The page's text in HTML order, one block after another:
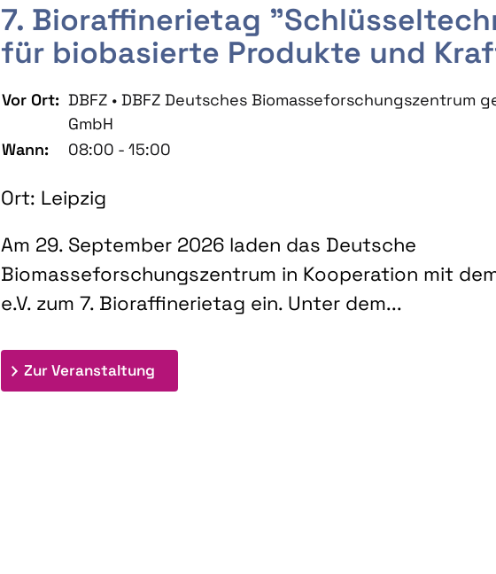
7. Bioraffinerietag
für biobasierte Produkte und
Vor Ort: DBFZ • DBFZ Deutsches Biomasseforschungszentrum
GmbH
Wann:
08:00 - 15:00
Ort: Leipzig
Am 29. September 2026 laden das Deutsche
Biomasseforschungszentrum in Kooperation mit
e.V. zum 7. Bioraffinerietag ein. Unter dem...
Zur Veranstaltung: 7. Bioraffinerietag "Schlüsseltechnologien